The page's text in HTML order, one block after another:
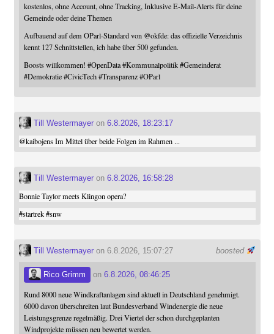
kostenlos, ohne Account, ohne Tracking, Inklusive E-Mail-Alerts für deine
Gemeinde oder deine Themen
Aufbauend auf dem OParl-Standard von @okfde: das offizielle Verzeichnis
kennt 127 Schnittstellen, ich habe über 500 gefunden.
Boosts willkommen! #OpenData #Kommunalpolitik #Gemeinderat
#Demokratie #CivicTech #Transparenz #OParl
Till Westermayeron 6.8.2026, 18:23:17
@kaibojensIm Mittel über beide Folgen im Rahmen ...
Till Westermayeron 6.8.2026, 16:58:28
Bonnie Taylor meets Klingon opera?
#startrek #snw
boosted
Till Westermayeron 6.8.2026, 15:07:27
Rico Grimm on 6.8.2026, 08:46:25
Rund 8000 neue Windkraftanlagen sind aktuell in Deutschland genehmigt.
6000 davon überschreiten laut Bundesverband Windenergie die neue
Leistungsgrenze regelmäßig. Drei Viertel der schon durchgeplanten
Windprojekte müssen neu bewertet werden.